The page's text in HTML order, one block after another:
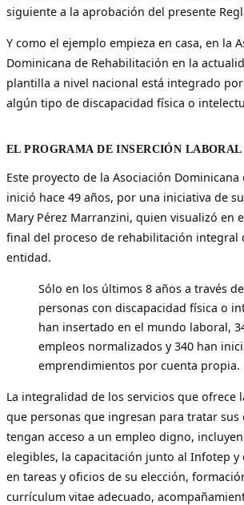
siguiente a la aprobación del presente
Y como el ejemplo empieza en casa, en la
Dominicana de Rehabilitación en la
plantilla a nivel nacional está integrado
algún tipo de discapacidad física o
EL PROGRAMA DE INSERCIÓN LABORAL
Este proyecto de la Asociación
inició hace 49 años, por una iniciativa de
Mary Pérez Marranzini, quien visualizó en
final del proceso de rehabilitación integral
entidad.
Sólo en los últimos 8 años a través
personas con discapacidad física o
han insertado en el mundo laboral,
empleos normalizados y 340 han
emprendimientos por cuenta propia.
La integralidad de los servicios que ofrece
que personas que ingresan para tratar sus
tengan acceso a un empleo digno,
elegibles, la capacitación junto al Infotep y
en tareas y oficios de su elección,
currículum vitae adecuado,